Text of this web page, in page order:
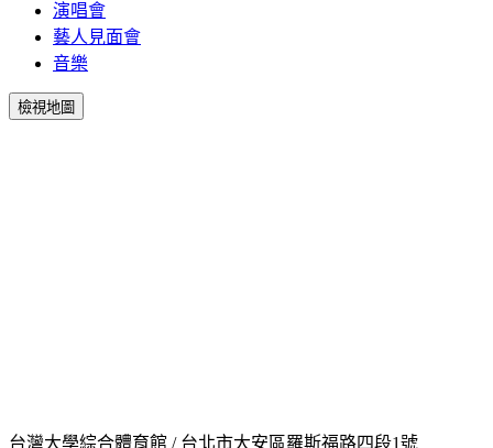
演唱會
藝人見面會
音樂
檢視地圖
台灣大學綜合體育館 / 台北市大安區羅斯福路四段1號